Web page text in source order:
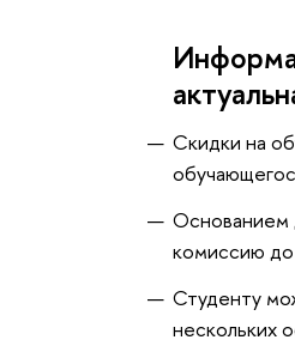
Скидки на
Основанием
комиссию
Студенту
нескольких